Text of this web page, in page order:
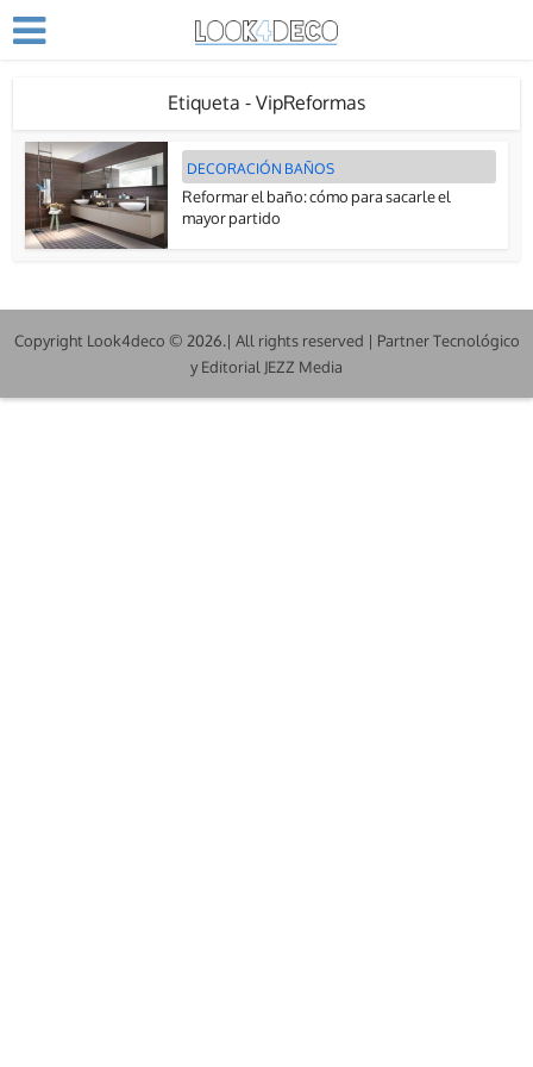
Etiqueta - VipReformas
DECORACIÓN BAÑOS
Reformar el baño: cómo para sacarle el
mayor partido
Copyright Look4deco © 2026.| All rights reserved | Partner Tecnológico
y Editorial JEZZ Media